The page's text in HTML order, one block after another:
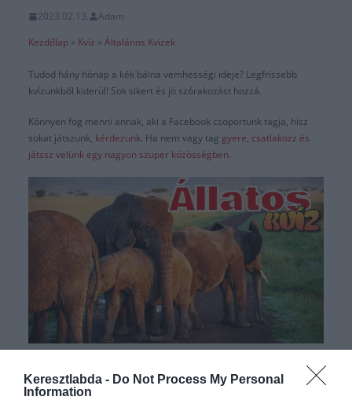
Keresztlabda - Do Not Process My Personal
Information
2023.02.13.
Adam
Kezdőlap » Kvíz » Általános Kvízek
Tudod hány hónap a kék bálna vemhességi ideje? Legfrissebb
kvízünkből kiderül! Sok sikert és jó szórakozást hozzá.
Könnyen fog menni annak, aki a Facebook csoportunk tagja, hisz
sokat játszunk, kérdezünk. Ha nem vagy tag gyere, csatlakozz és
játssz velünk egy nagyon szuper közösségben.